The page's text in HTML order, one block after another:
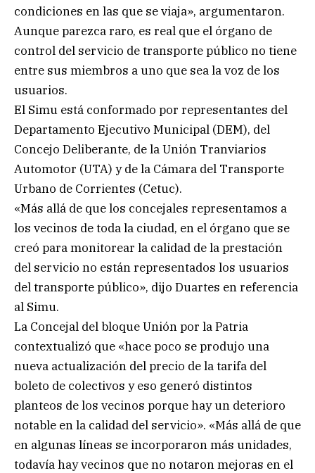
condiciones en las que se viaja», argumentaron.
Aunque parezca raro, es real que el órgano de
control del servicio de transporte público no tiene
entre sus miembros a uno que sea la voz de los
usuarios.
El Simu está conformado por representantes del
Departamento Ejecutivo Municipal (DEM), del
Concejo Deliberante, de la Unión Tranviarios
Automotor (UTA) y de la Cámara del Transporte
Urbano de Corrientes (Cetuc).
«Más allá de que los concejales representamos a
los vecinos de toda la ciudad, en el órgano que se
creó para monitorear la calidad de la prestación
del servicio no están representados los usuarios
del transporte público», dijo Duartes en referencia
al Simu.
La Concejal del bloque Unión por la Patria
contextualizó que «hace poco se produjo una
nueva actualización del precio de la tarifa del
boleto de colectivos y eso generó distintos
planteos de los vecinos porque hay un deterioro
notable en la calidad del servicio». «Más allá de que
en algunas líneas se incorporaron más unidades,
todavía hay vecinos que no notaron mejoras en el